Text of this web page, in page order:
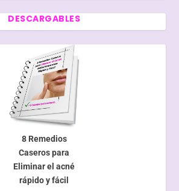
DESCARGABLES
8 Remedios
Caseros para
Eliminar el acné
rápido y fácil